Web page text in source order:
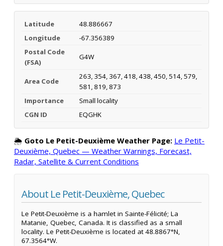
Latitude
48.886667
Longitude
-67.356389
Postal Code
(FSA)
G4W
Area Code
263, 354, 367, 418, 438, 450, 514, 579,
581, 819, 873
Importance
Small locality
CGN ID
EQGHK
🌦️ Goto Le Petit-Deuxième Weather Page: Le Petit-
Deuxième, Quebec — Weather Warnings, Forecast,
Radar, Satellite & Current Conditions
About Le Petit-Deuxième, Quebec
Le Petit-Deuxième is a hamlet in Sainte-Félicité; La
Matanie, Quebec, Canada. It is classified as a small
locality. Le Petit-Deuxième is located at 48.8867°N,
67.3564°W.